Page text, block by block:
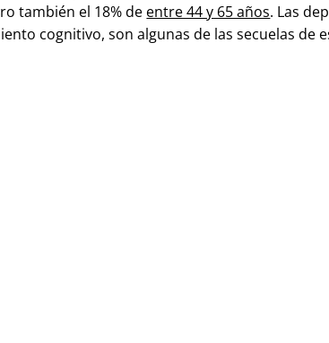
también el 18% de entre 44 y 65 años. Las
cognitivo, son algunas de las secuelas de